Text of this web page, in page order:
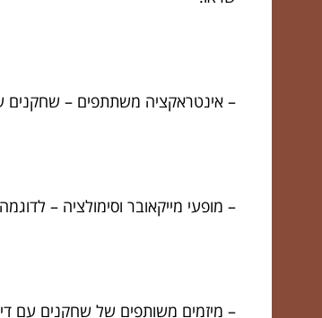
– אינטראקציה משתתפים – שחקנים
– מופעי מייקאובר וסימולציה –
– מיזמים משותפים של שחקנים עם